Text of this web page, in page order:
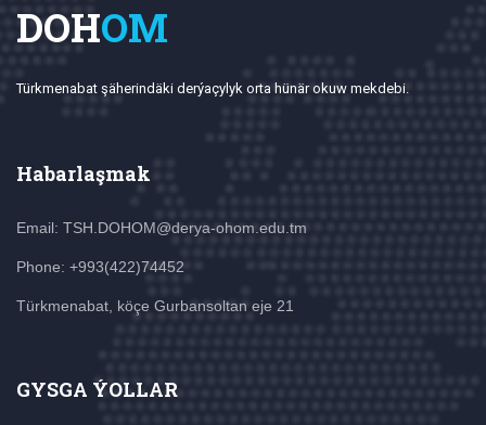
DOHOM
Türkmenabat şäherindäki derýaçylyk orta hünär okuw mekdebi.
Habarlaşmak
Email: TSH.DOHOM@derya-ohom.edu.tm
Phone: +993(422)74452
Türkmenabat, köçe Gurbansoltan eje 21
GYSGA ÝOLLAR